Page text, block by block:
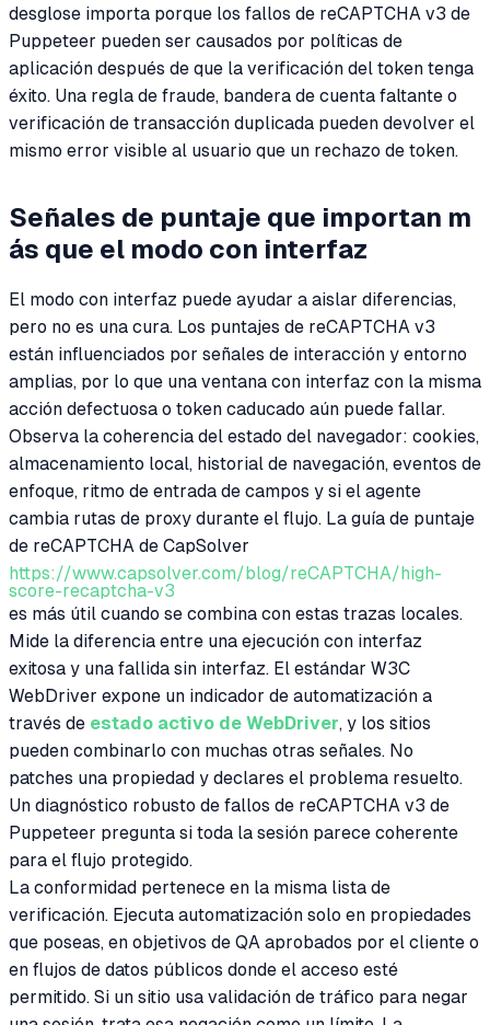
desglose importa porque los fallos de reCAPTCHA v3 de
Puppeteer pueden ser causados por políticas de
aplicación después de que la verificación del token tenga
éxito. Una regla de fraude, bandera de cuenta faltante o
verificación de transacción duplicada pueden devolver el
mismo error visible al usuario que un rechazo de token.
Señales de puntaje que importan m
ás que el modo con interfaz
El modo con interfaz puede ayudar a aislar diferencias,
pero no es una cura. Los puntajes de reCAPTCHA v3
están influenciados por señales de interacción y entorno
amplias, por lo que una ventana con interfaz con la misma
acción defectuosa o token caducado aún puede fallar.
Observa la coherencia del estado del navegador: cookies,
almacenamiento local, historial de navegación, eventos de
enfoque, ritmo de entrada de campos y si el agente
cambia rutas de proxy durante el flujo. La guía de puntaje
de reCAPTCHA de CapSolver
https://www.capsolver.com/blog/reCAPTCHA/high-
score-recaptcha-v3
es más útil cuando se combina con estas trazas locales.
Mide la diferencia entre una ejecución con interfaz
exitosa y una fallida sin interfaz. El estándar W3C
WebDriver expone un indicador de automatización a
través de estado activo de WebDriver, y los sitios
pueden combinarlo con muchas otras señales. No
patches una propiedad y declares el problema resuelto.
Un diagnóstico robusto de fallos de reCAPTCHA v3 de
Puppeteer pregunta si toda la sesión parece coherente
para el flujo protegido.
La conformidad pertenece en la misma lista de
verificación. Ejecuta automatización solo en propiedades
que poseas, en objetivos de QA aprobados por el cliente o
en flujos de datos públicos donde el acceso esté
permitido. Si un sitio usa validación de tráfico para negar